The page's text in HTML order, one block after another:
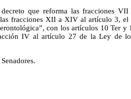
que reforma las fracciones
fracciones XII a XIV al artículo 3,
con los artículos 10 Ter
IV al artículo 27 de la Ley de los